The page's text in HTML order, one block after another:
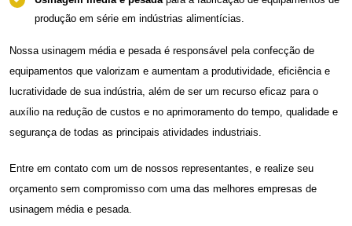
produção em série em indústrias alimentícias.
Nossa usinagem média e pesadaé responsável pela confecção de
equipamentos que valorizam e aumentam a produtividade, eficiência e
lucratividade de sua indústria, além de ser um recurso eficaz para o
auxílio na redução de custos e no aprimoramento do tempo, qualidade e
segurança de todas as principais atividades industriais.
Entre em contato com um de nossos representantes, e realize seu
orçamento sem compromisso com uma das melhores empresas de
usinagem média e pesada.